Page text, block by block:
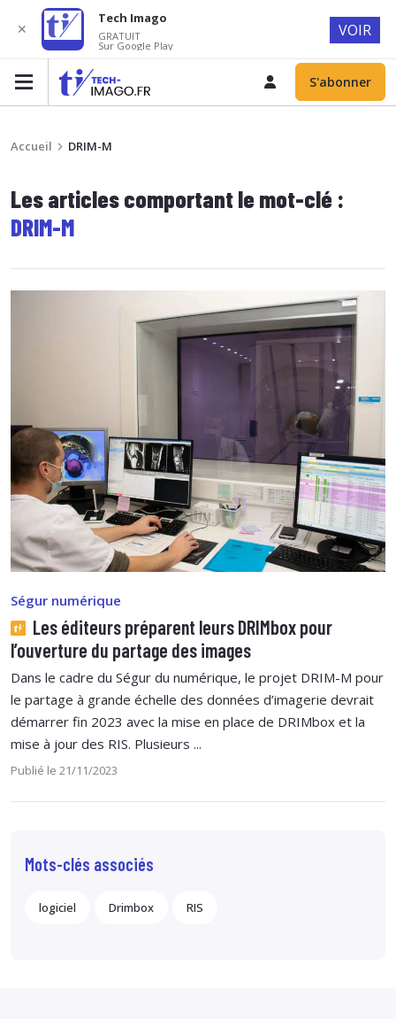
S'abonner
Accueil DRIM-M
Les articles comportant le mot-clé :
DRIM-M
Ségur numérique
Les éditeurs préparent leurs DRIMbox pour
l’ouverture du partage des images
Dans le cadre du Ségur du numérique, le projet DRIM-M pour
le partage à grande échelle des données d’imagerie devrait
démarrer fin 2023 avec la mise en place de DRIMbox et la
mise à jour des RIS. Plusieurs ...
Publié le 21/11/2023
Mots-clés associés
logiciel Drimbox RIS
✕
Tech Imago
GRATUIT
Sur Google Play
VOIR